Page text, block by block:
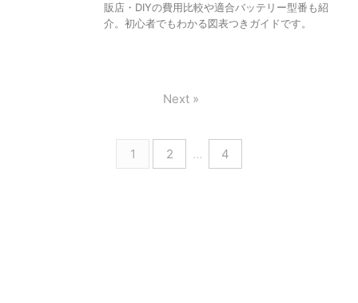
販店・DIYの費用比較や適合バッテリー型番も紹
介。初心者でもわかる図表つきガイドです。
1 2 … 4
Next »